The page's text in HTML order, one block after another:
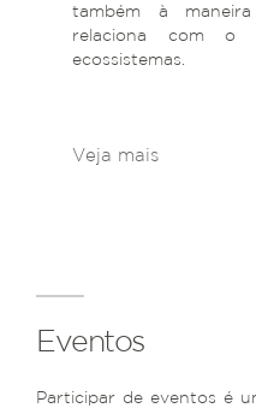
também à
relaciona com o
ecossistemas.
Veja mais
Eventos
Participar de eventos é